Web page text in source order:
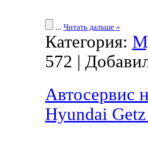
... Читать дальше »
Категория:
572 |
Автосервис
Hyundai